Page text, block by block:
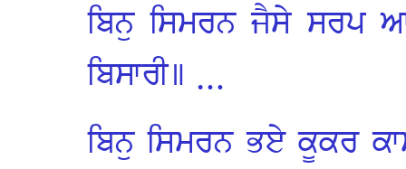
ਬਿਨੁ ਸਿਮਰਨ ਜੈਸੇ ਸਰਪ
ਬਿਸਾਰੀ॥ …
ਬਿਨੁ ਸਿਮਰਨ ਭਏ ਕੂਕਰ